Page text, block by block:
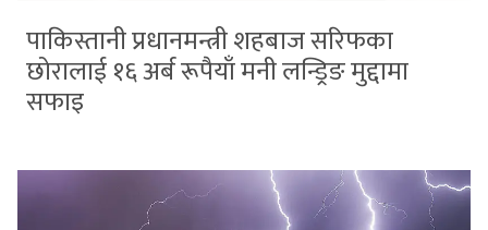
पाकिस्तानी प्रधानमन्त्री शहबाज सरिफका
छोरालाई १६ अर्ब रूपैयाँ मनी लन्ड्रिङ मुद्दामा
सफाइ